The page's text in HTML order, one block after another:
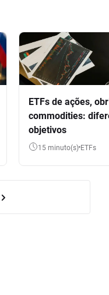
ETFs de ações,
commodities:
objetivos
15 minuto(s) ETFs